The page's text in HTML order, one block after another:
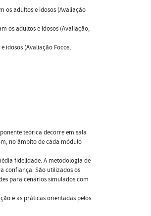
os adultos e idosos (Avaliação
os adultos e idosos (Avaliação,
idosos (Avaliação Focos,
teórica decorre em sala
no âmbito de cada módulo
fidelidade. A metodologia de
confiança. São utilizados os
para cenários simulados com
e as práticas orientadas pelos